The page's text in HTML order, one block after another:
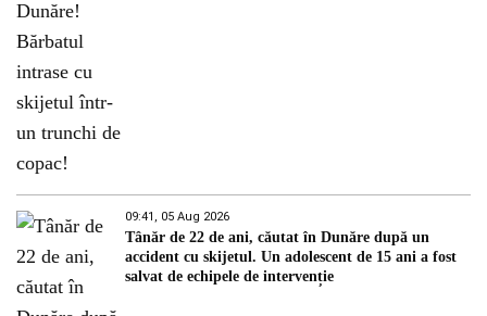
09:41, 05 Aug 2026
Tânăr de 22 de ani, căutat în Dunăre după un
accident cu skijetul. Un adolescent de 15 ani a fost
salvat de echipele de intervenție